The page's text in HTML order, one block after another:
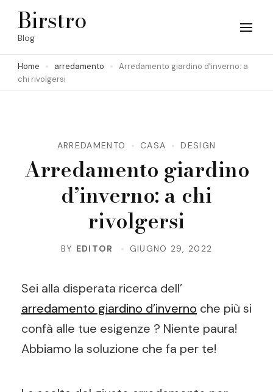
Skip
(Press
Birstro
Blog
Home arredamento
Arredamento giardino d’inverno: a
chi rivolgersi
ARREDAMENTO CASA DESIGN
Arredamento giardino
d’inverno: a chi
rivolgersi
BY EDITOR GIUGNO 29, 2022
Sei alla disperata ricerca dell’
arredamento giardino d’inverno che più si
confà alle tue esigenze ? Niente paura!
Abbiamo la soluzione che fa per te!